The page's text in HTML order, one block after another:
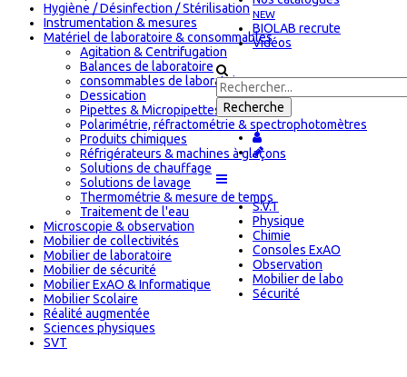
NEW
BIOLAB recrute
Vidéos
S.V.T
Physique
Chimie
Consoles ExAO
Observation
Mobilier de labo
Sécurité
Hygiène / Désinfection / Stérilisation
Instrumentation & mesures
Matériel de laboratoire & consommables
Agitation & Centrifugation
Balances de laboratoire
consommables de laboratoire
Dessication
Pipettes & Micropipettes
Polarimétrie, réfractométrie & spectrophotomètres
Produits chimiques
Réfrigérateurs & machines à glaçons
Solutions de chauffage
Solutions de lavage
Thermométrie & mesure de temps
Traitement de l'eau
Microscopie & observation
Mobilier de collectivités
Mobilier de laboratoire
Mobilier de sécurité
Mobilier ExAO & Informatique
Mobilier Scolaire
Réalité augmentée
Sciences physiques
SVT